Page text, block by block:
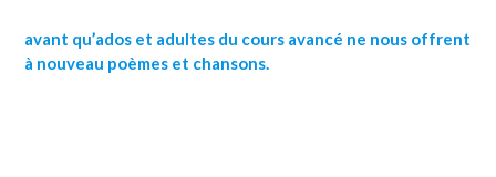
avant qu’ados et adultes du cours avancé ne nous offrent
à nouveau poèmes et chansons.